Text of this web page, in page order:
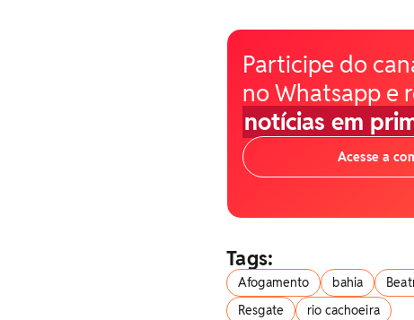
Participe do
no Whatsapp e
notícias em
Acesse a
Tags:
Afogamento bahia
Resgate
rio cachoeira